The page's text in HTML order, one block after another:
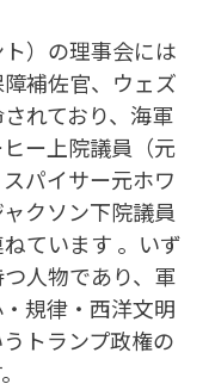
）の理事会には
補佐官、ウェズ
れており、海軍
ー上院議員（元
パイサー元ホワ
クソン下院議員
ています 。いず
人物であり、軍
規律・西洋文明
トランプ政権の